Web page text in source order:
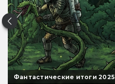
Фантастические итоги 2025